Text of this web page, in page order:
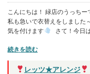
弟
さ
ん
”
の
こんにちは！ 緑店のうっちー
私も急いで衣替えをしました
気を付けます
さて！今日
“モ
続きを読む
レッツ★アレンジ